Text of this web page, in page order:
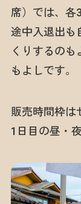
席）では、各
途中入退出も
くりするの
もよしです。
販売時間枠は
1日目の昼・